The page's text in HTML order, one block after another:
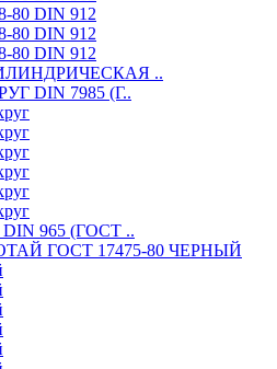
80 DIN 912
80 DIN 912
80 DIN 912
..
DIN 7985 (Г..
965 (ГОСТ ..
ГОСТ 17475-80 ЧЕРНЫЙ